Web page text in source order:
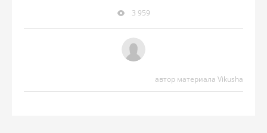
3 959
автор материала Vikusha